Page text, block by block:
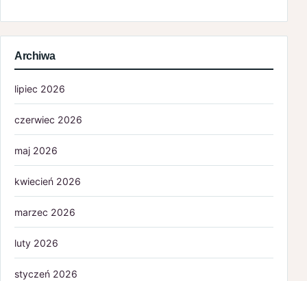
Archiwa
lipiec 2026
czerwiec 2026
maj 2026
kwiecień 2026
marzec 2026
luty 2026
styczeń 2026